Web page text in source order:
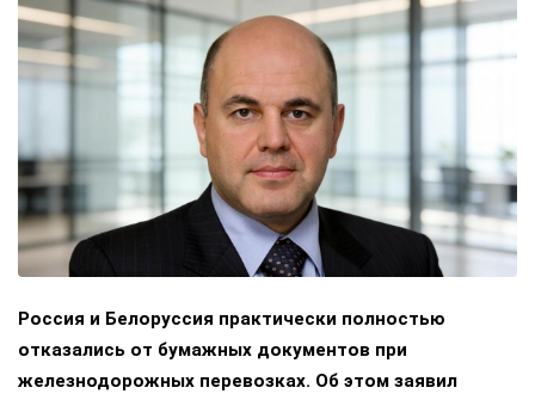
Россия и Белоруссия практически полностью
отказались от бумажных документов при
железнодорожных перевозках. Об этом заявил